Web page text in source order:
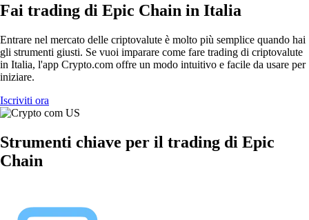
Fai trading di Epic Chain in Italia
Entrare nel mercato delle criptovalute è molto più semplice quando hai
gli strumenti giusti. Se vuoi imparare come fare trading di criptovalute
in Italia, l'app Crypto.com offre un modo intuitivo e facile da usare per
iniziare.
Iscriviti ora
Strumenti chiave per il trading di Epic
Chain